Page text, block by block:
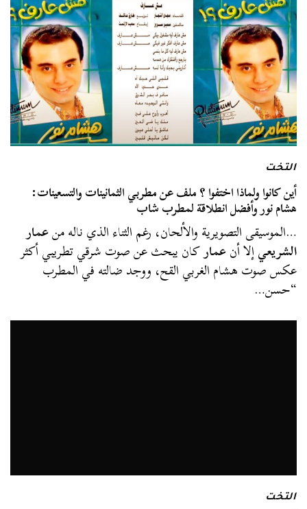
التخت
أين كانوا ولماذا اختفوا ؟ ملف عن مطربي الثمانينات والتسعينات:
هشام نور وأفضل انطلاقة لمطرب شاب
…الموسيقى التصويرية والألحان، رغم الثناء الذي ناله منعمار
الشريعيإلا أنعماركان يبحث عن صوت شرقي تطريبي أكثر
عكس صوت هشام الغربي القح، ووجد ضالته في المطرب
“حسن…
التخت